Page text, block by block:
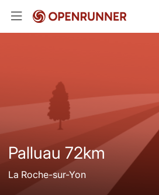
Palluau 72km
La Roche-sur-Yon